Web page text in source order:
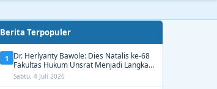
Berita Terpopuler
1
Dr. Herlyanty Bawole: Dies Natalis ke-68
Fakultas Hukum Unsrat Menjadi Langkah
Nyata Membangun Generasi Hukum
Berdampak
Sabtu, 4 Juli 2026